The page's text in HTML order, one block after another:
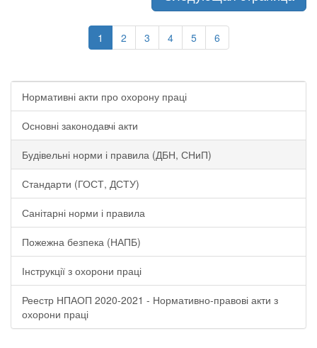
1 2 3 4 5 6
Нормативні акти про охорону праці
Основні законодавчі акти
Будівельні норми і правила (ДБН, СНиП)
Стандарти (ГОСТ, ДСТУ)
Санітарні норми і правила
Пожежна безпека (НАПБ)
Інструкції з охорони праці
Реестр НПАОП 2020-2021 - Нормативно-правові акти з
охорони праці